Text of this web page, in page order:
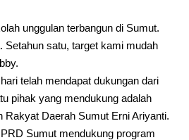
unggulan terbangun di Sumut.
Setahun satu, target kami mudah
telah mendapat dukungan dari
pihak yang mendukung adalah
Rakyat Daerah Sumut Erni Ariyanti.
Sumut mendukung program